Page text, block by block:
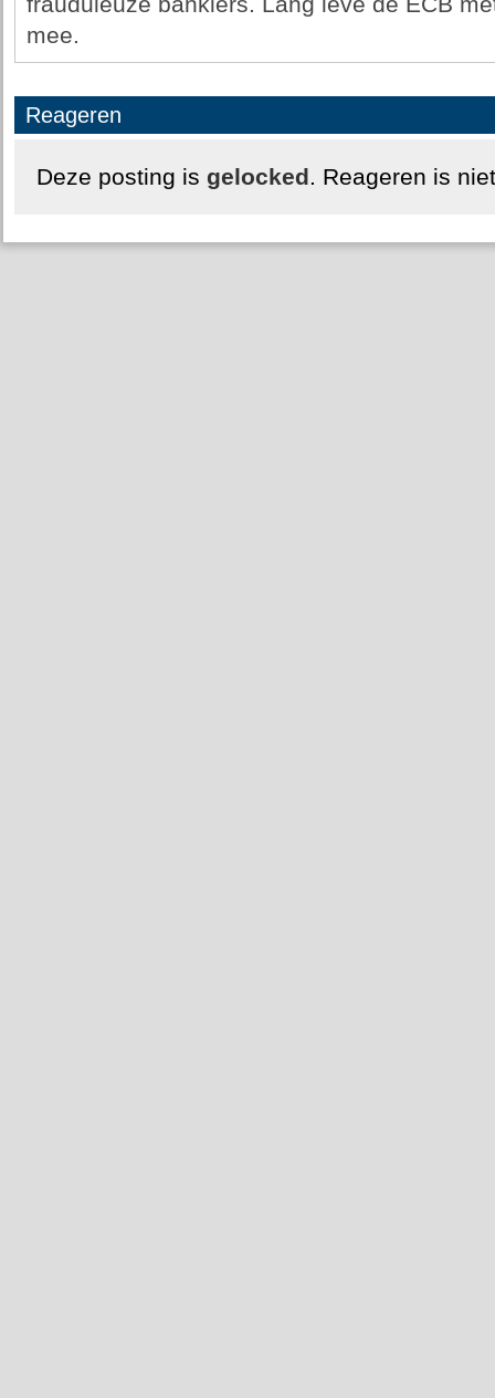
mee.
Reageren
Deze posting is gelocked. Reageren is